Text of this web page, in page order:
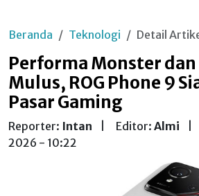
Beranda Teknologi Detail
Performa Monster dan
Mulus, ROG Phone 9
Pasar Gaming
Reporter: Intan Editor: Almi
2026 - 10:22